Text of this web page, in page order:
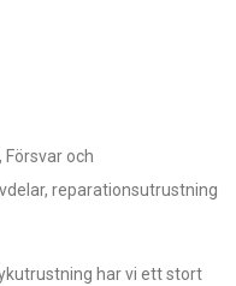
och
reparationsutrustning
har vi ett stort